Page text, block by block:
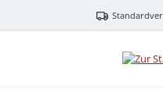
Zum Hauptinhalt springen